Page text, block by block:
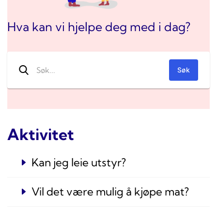
Hva kan vi hjelpe deg med i dag?
etter:
Aktivitet
Kan jeg leie utstyr?
Vil det være mulig å kjøpe mat?